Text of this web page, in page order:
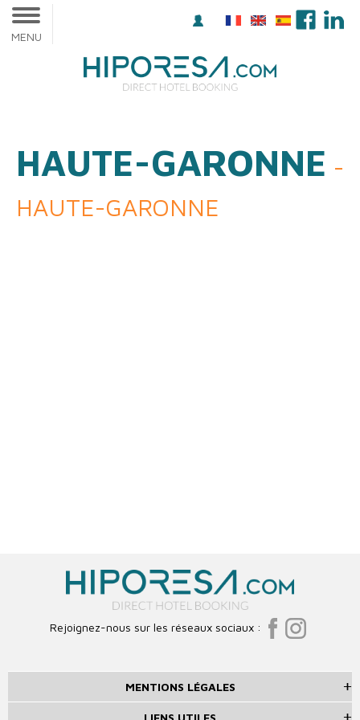
MENU
HAUTE-GARONNE -
HAUTE-GARONNE
Rejoignez-nous sur les réseaux sociaux :
MENTIONS LÉGALES
LIENS UTILES